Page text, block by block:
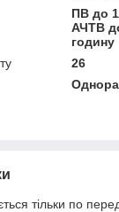
ПВ до
АЧТВ
годину
26
тільки по